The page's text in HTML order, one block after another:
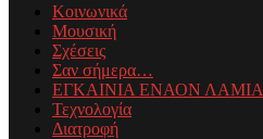
Κοινωνικά
Μουσική
Σχέσεις
Σαν σήμερα…
ΕΓΚΑΙΝΙΑ ΕΝΑΟΝ ΛΑΜΙΑ
Τεχνολογία
Διατροφή